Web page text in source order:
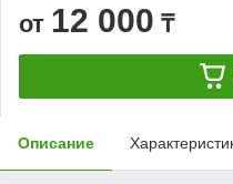
от 12 000 ₸
Описание